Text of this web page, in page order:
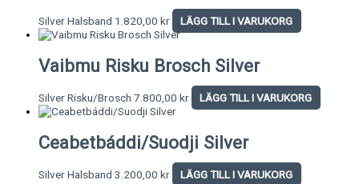
Silver Halsband 1.820,00 kr LÄGG TILL I VARUKORG
Vaibmu Risku Brosch Silver
Silver Risku/Brosch 7.800,00 kr LÄGG TILL I VARUKORG
Ceabetbáddi/Suodji Silver
Silver Halsband 3.200,00 kr LÄGG TILL I VARUKORG